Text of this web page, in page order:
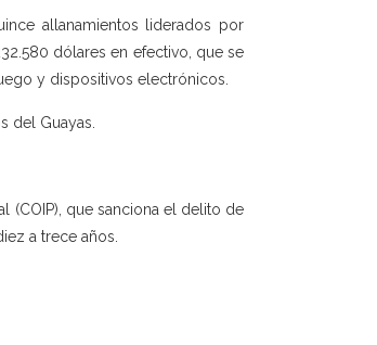
allanamientos liderados por
dólares en efectivo, que se
y dispositivos electrónicos.
del Guayas.
(COIP), que sanciona el delito de
a trece años.